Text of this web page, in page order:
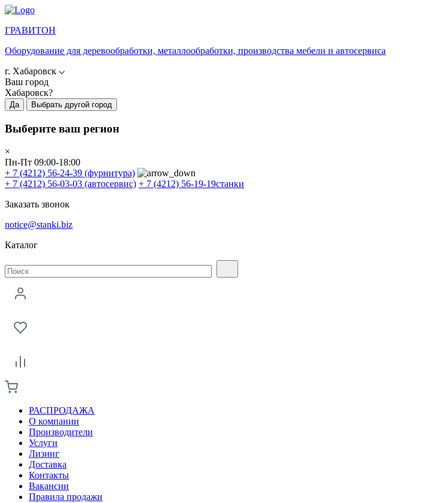
ГРАВИТОН
Оборудование для деревообработки, металлообработки, производства мебели и автосервиса
г. Хабаровск
Ваш город
Хабаровск?
Да Выбрать другой город
Выберите ваш регион
×
Пн-Пт 09:00-18:00
+ 7 (4212) 56-24-39 (фурнитура)
+ 7 (4212) 56-03-03 (автосервис) + 7 (4212) 56-19-19станки
Заказать звонок
notice@stanki.biz
Каталог
РАСПРОДАЖА
О компании
Производители
Услуги
Лизинг
Доставка
Контакты
Вакансии
Правила продажи